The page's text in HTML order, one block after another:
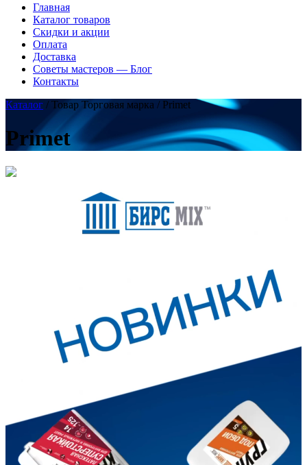
Главная
Каталог товаров
Скидки и акции
Оплата
Доставка
Советы мастеров — Блог
Контакты
Каталог / Товар Торговая марка / Primet
Primet